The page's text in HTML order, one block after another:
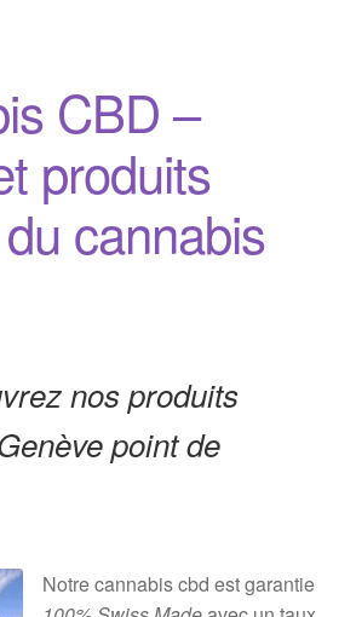
CBD –
produits
cannabis
nos produits
point de
Notre cannabis cbd est garantie